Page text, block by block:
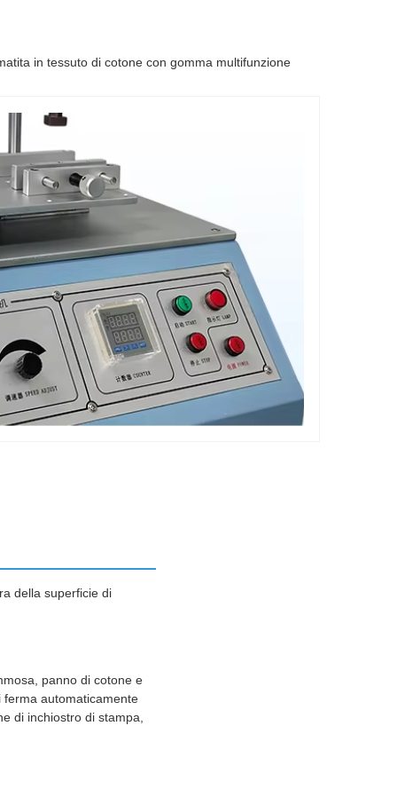
in tessuto di cotone con gomma multifunzione
della superficie di
panno di cotone e
automaticamente
di inchiostro di stampa,